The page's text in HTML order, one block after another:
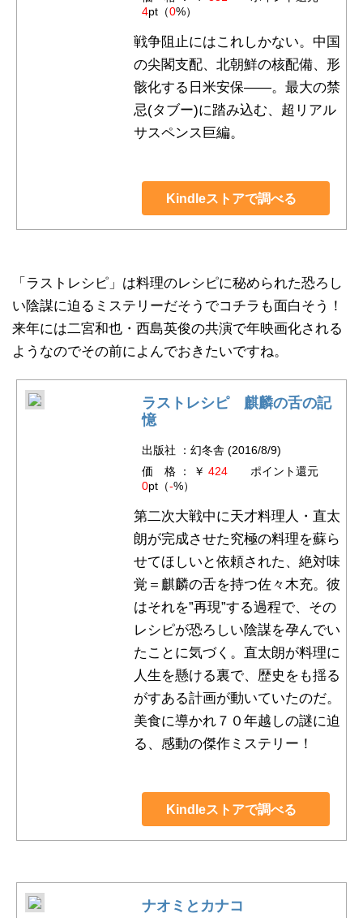
4pt（0%）
戦争阻止にはこれしかない。中国
の尖閣支配、北朝鮮の核配備、形
骸化する日米安保――。最大の禁
忌(タブー)に踏み込む、超リアル
サスペンス巨編。
Kindleストアで調べる
「ラストレシピ」は料理のレシピに秘められた恐ろし
い陰謀に迫るミステリーだそうでコチラも面白そう！
来年には二宮和也・西島英俊の共演で年映画化される
ようなのでその前によんでおきたいですね。
ラストレシピ 麒麟の舌の記
憶
出版社 ：幻冬舎 (2016/8/9)
価 格 ： ￥ 424ポイント還元
0pt（-%）
第二次大戦中に天才料理人・直太
朗が完成させた究極の料理を蘇ら
せてほしいと依頼された、絶対味
覚＝麒麟の舌を持つ佐々木充。彼
はそれを”再現”する過程で、その
レシピが恐ろしい陰謀を孕んでい
たことに気づく。直太朗が料理に
人生を懸ける裏で、歴史をも揺る
がすある計画が動いていたのだ。
美食に導かれ７０年越しの謎に迫
る、感動の傑作ミステリー！
Kindleストアで調べる
ナオミとカナコ